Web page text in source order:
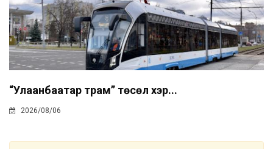
“Улаанбаатар трам” төсөл хэр...
2026/08/06